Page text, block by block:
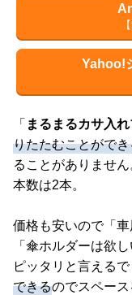
Yahoo!
「 まるまるカサ入
りたたむことができ
ることがありませ
本数は2本。
価格も安いので「車
「傘ホルダーは欲
ピッタリと言えるで
できるのでスペー